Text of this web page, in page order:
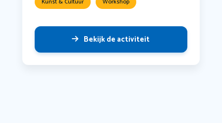
Bekijk de activiteit